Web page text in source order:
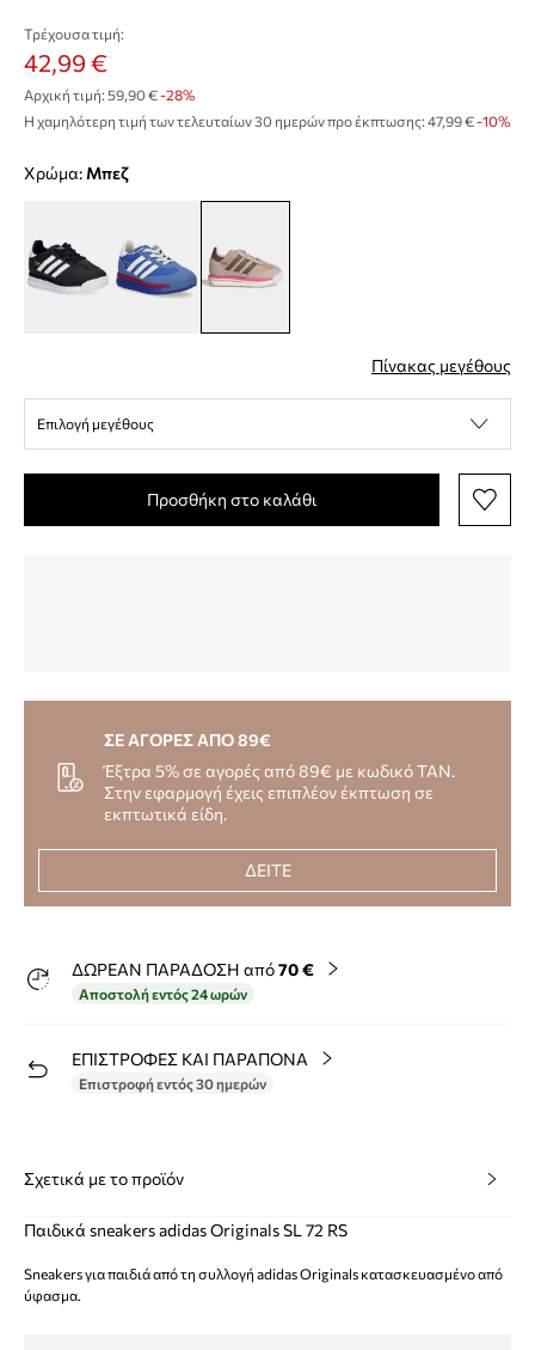
Τρέχουσα τιμή:
42,99 €
Αρχική τιμή: 59,90 €-28%
Η χαμηλότερη τιμή των τελευταίων 30 ημερών προ έκπτωσης: 47,99 € -10%
Χρώμα: μπεζ
Πίνακας μεγέθους
Επιλογή μεγέθους
Προσθήκη στο καλάθι
ΣΕ ΑΓΟΡΕΣ ΑΠΟ 89€
Έξτρα 5% σε αγορές από 89€ με κωδικό TAN.
Στην εφαρμογή έχεις επιπλέον έκπτωση σε
εκπτωτικά είδη.
ΔΕΙΤΕ
ΔΩΡΕΑΝ ΠΑΡΑΔΟΣΗ από70 €
Αποστολή εντός 24 ωρών
ΕΠΙΣΤΡΟΦΕΣ ΚΑΙ ΠΑΡΑΠΟΝΑ
Επιστροφή εντός 30 ημερών
Σχετικά με το προϊόν
Παιδικά sneakers adidas Originals SL 72 RS
Sneakers για παιδιά από τη συλλογή adidas Originals κατασκευασμένο από
ύφασμα.